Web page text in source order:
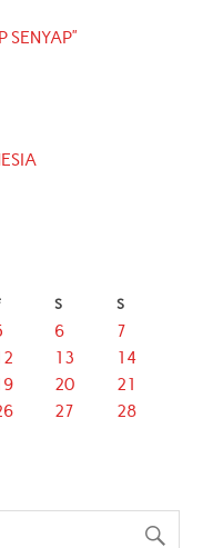
SENYAP”
S S
6
7
13
14
20
21
27
28